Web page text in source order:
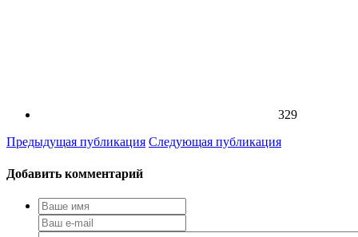
329
Предыдущая публикация Следующая публикация
Добавить комментарий